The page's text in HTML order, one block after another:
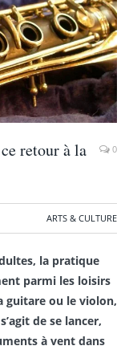
retour à la
0
ARTS & CULTURE
la pratique
parmi les loisirs
guitare ou le violon,
de se lancer,
à vent dans